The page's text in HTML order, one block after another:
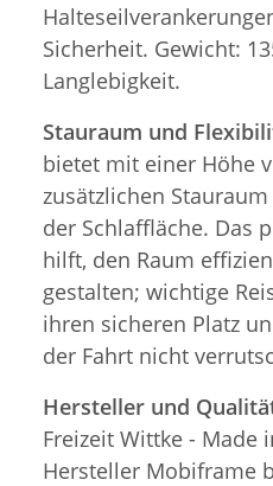
Sicherheit. Gewicht:
Langlebigkeit.
Stauraum und
bietet mit einer Höhe
zusätzlichen
der Schlaffläche. Das
hilft, den Raum
gestalten; wichtige
ihren sicheren Platz
der Fahrt nicht
Hersteller und
Freizeit Wittke - Made
Hersteller Mobiframe